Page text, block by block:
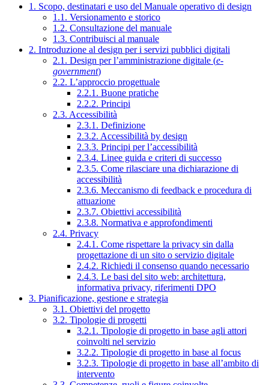
1. Scopo, destinatari e uso del Manuale operativo di design
1.1. Versionamento e storico
1.2. Consultazione del manuale
1.3. Contribuisci al manuale
2. Introduzione al design per i servizi pubblici digitali
2.1. Design per l’amministrazione digitale (e-
government)
2.2. L’approccio progettuale
2.2.1. Buone pratiche
2.2.2. Principi
2.3. Accessibilità
2.3.1. Definizione
2.3.2. Accessibilità by design
2.3.3. Principi per l’accessibilità
2.3.4. Linee guida e criteri di successo
2.3.5. Come rilasciare una dichiarazione di
accessibilità
2.3.6. Meccanismo di feedback e procedura di
attuazione
2.3.7. Obiettivi accessibilità
2.3.8. Normativa e approfondimenti
2.4. Privacy
2.4.1. Come rispettare la privacy sin dalla
progettazione di un sito o servizio digitale
2.4.2. Richiedi il consenso quando necessario
2.4.3. Le basi del sito web: architettura,
informativa privacy, riferimenti DPO
3. Pianificazione, gestione e strategia
3.1. Obiettivi del progetto
3.2. Tipologie di progetti
3.2.1. Tipologie di progetto in base agli attori
coinvolti nel servizio
3.2.2. Tipologie di progetto in base al focus
3.2.3. Tipologie di progetto in base all’ambito di
intervento